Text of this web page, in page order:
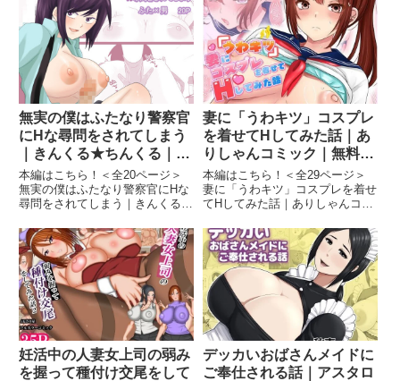
YAMATO｜無料エロ漫画しろも
も倶楽部影よ行け！ミニスカ刑
事・野々村早紀の事件簿 〜シ
ョ...
格』女子全員と性交認可証でハー
レム！フルカラー総集編149ペー
ジ 画像1『大感謝価格...
無実の僕はふたなり警察官
にHな尋問をされてしまう
｜きんくる★ちんくる｜無
料エロ漫画しろもも倶楽部
本編はこちら！＜全20ページ＞
無実の僕はふたなり警察官にHな
尋問をされてしまう｜きんくる★
倶楽部無実の僕はふたなり警察官
にHな尋問をされてしまう 画像1
無実の僕はふたなり警察官にHな
尋問をされてしまう 画像2無...
妻に「うわキツ」コスプレ
を着せてHしてみた話｜あ
りしゃんコミック｜無料エ
ロ漫画しろもも倶楽部
本編はこちら！＜全29ページ＞
妻に「うわキツ」コスプレを着せ
てHしてみた話｜ありしゃんコミ
部妻に「うわキツ」コスプレを着
せてHしてみた話 画像1妻に「う
わキツ」コスプレを着せてHして
みた話 画像2妻に「うわキツ...
妊活中の人妻女上司の弱み
を握って種付け交尾をして
デッカいおばさんメイドに
ご奉仕される話｜アスタロ